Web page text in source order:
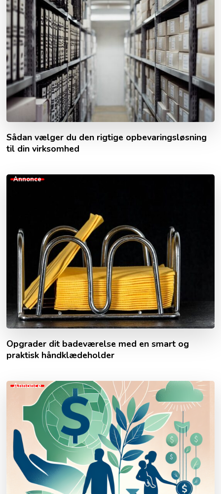
Sådan vælger du den rigtige opbevaringsløsning
til din virksomhed
Annonce
Opgrader dit badeværelse med en smart og
praktisk håndklædeholder
Annonce